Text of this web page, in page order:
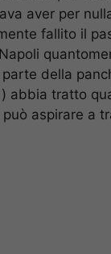
aver per
fallito il
della
abbia tratto
aspirare a